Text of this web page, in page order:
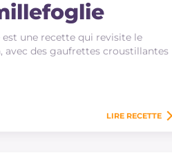
une recette qui revisite le
avec des gaufrettes croustillantes
LIRE RECETTE